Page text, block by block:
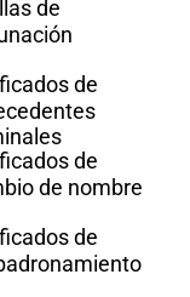
de
de
de
de nombre
de